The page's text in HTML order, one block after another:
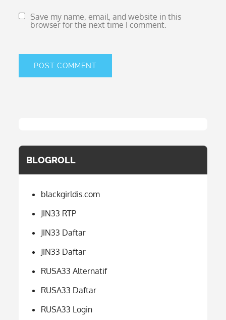
Save my name, email, and website in this
browser for the next time I comment.
BLOGROLL
blackgirldis.com
JIN33 RTP
JIN33 Daftar
JIN33 Daftar
RUSA33 Alternatif
RUSA33 Daftar
RUSA33 Login